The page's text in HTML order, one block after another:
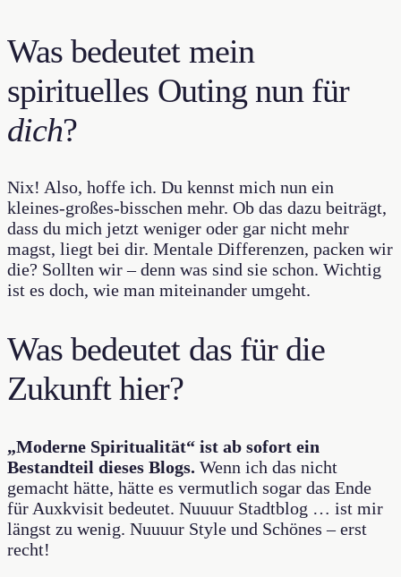
Was bedeutet mein
spirituelles Outing nun für
dich?
Nix! Also, hoffe ich. Du kennst mich nun ein
kleines-großes-bisschen mehr. Ob das dazu beiträgt,
dass du mich jetzt weniger oder gar nicht mehr
magst, liegt bei dir. Mentale Differenzen, packen wir
die? Sollten wir – denn was sind sie schon. Wichtig
ist es doch, wie man miteinander umgeht.
Was bedeutet das für die
Zukunft hier?
„Moderne Spiritualität“ ist ab sofort ein
Bestandteil dieses Blogs. Wenn ich das nicht
gemacht hätte, hätte es vermutlich sogar das Ende
für Auxkvisit bedeutet. Nuuuur Stadtblog … ist mir
längst zu wenig. Nuuuur Style und Schönes – erst
recht!